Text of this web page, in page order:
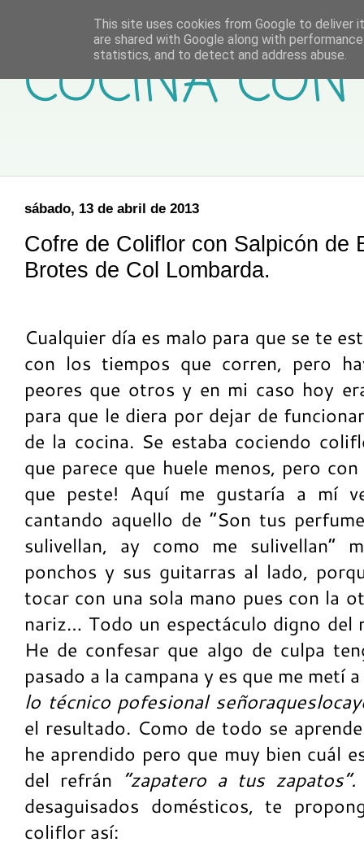
COCINA
sábado, 13 de abril de 2013
Cofre de Coliflor con Salpicón de
Brotes de Col Lombarda.
Cualquier día es malo para que se te
con los tiempos que corren, pero
peores que otros y en mi caso hoy
para que le diera por dejar de
de la cocina. Se estaba cociendo
que parece que huele menos, pero
que peste! Aquí me gustaría a mí
cantando aquello de “Son tus
sulivellan, ay como me sulivellan”
ponchos y sus guitarras al lado,
tocar con una sola mano pues con la
nariz… Todo un espectáculo digno
He de confesar que algo de culpa
pasado a la campana y es que me metí
lo técnico pofesional
el resultado. Como de todo se
he aprendido pero que muy bien cuál
del refrán “zapatero a tus zapatos”.
desaguisados domésticos, te
coliflor así:
This site uses cookies from Google to deliver
are shared with Google along with
statistics, and to detect and address abuse.